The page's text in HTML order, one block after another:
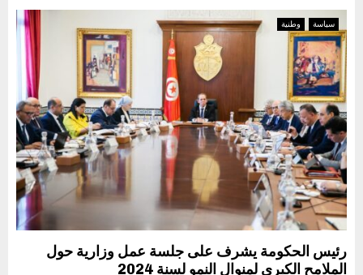
سياسة وطنية
رئيس الحكومة يشرف على جلسة عمل وزارية حول
الملامح الكبرى لمنوال النمو لسنة 2024